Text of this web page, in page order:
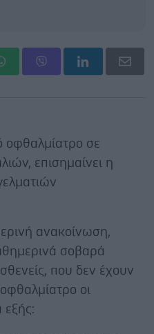
οφθαλμίατρο σε
επισημαίνει η
ανακοίνωση,
σοβαρά
που δεν έχουν
οι
εξής: